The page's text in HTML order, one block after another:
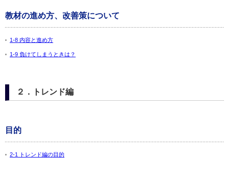
教材の進め方、改善策について
1-8 内容と進め方
1-9 負けてしまうときは？
２．トレンド編
目的
2-1 トレンド編の目的